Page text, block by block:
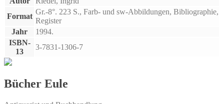
Format
Gr.-8°. 223 S., Farb- und sw-Abbildungen, Bibliographie,
Register
Jahr
1994.
ISBN-
13
3-7831-1306-7
Bücher Eule